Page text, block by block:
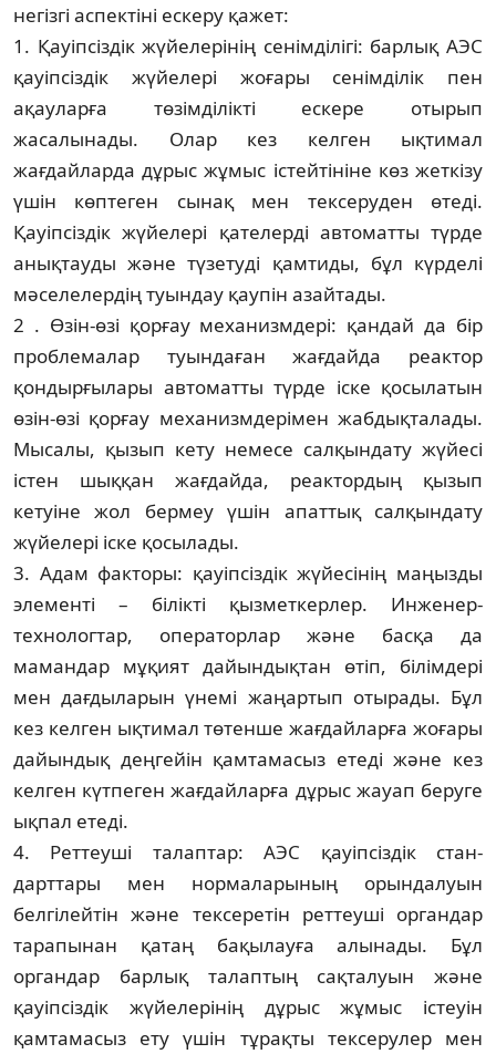
негізгі аспектіні ескеру қажет:
1. Қауіпсіздік жүйелерінің сенімділігі: бар­лық АЭС
қауіпсіздік жүйелері жоғары се­нім­ділік пен
ақауларға төзімділікті ескере оты­рып
жасалынады. Олар кез келген ықти­мал
жағдайларда дұрыс жұмыс істейтініне көз жеткізу
үшін көптеген сынақ мен тек­серу­ден өтеді.
Қауіпсіздік жүйелері қателерді ав­томатты түрде
анықтауды және түзетуді қамтиды, бұл күрделі
мәселелердің туындау қаупін азайтады.
2 . Өзін-өзі қорғау механизмдері: қандай да бір
проблемалар туындаған жағдайда реак­тор
қондырғылары автоматты түрде іс­ке қосылатын
өзін-өзі қорғау механизм­дері­­мен жабдықталады.
Мысалы, қызып кету не­месе салқындату жүйесі
істен шыққан жағ­дайда, реактордың қызып
кетуіне жол бер­меу үшін апаттық салқындату
жүйелері іске қосылады.
3. Адам факторы: қауіпсіздік жүйесінің маңызды
элементі – білікті қызметкерлер. Ин­женер-
технологтар, операторлар және бас­қа да
мамандар мұқият дайындықтан өтіп, білімдері
мен дағдыларын үнемі жаңар­тып отырады. Бұл
кез келген ықтимал төтен­ше жағдайларға жоғары
дайындық деңгейін қамтамасыз етеді және кез
келген күтпеген жағдайларға дұрыс жауап беруге
ықпал етеді.
4. Реттеуші талаптар: АЭС қауіпсіздік стан­­
дарттары мен нормаларының орын­далуын
белгілейтін және тексеретін реттеуші ор­гандар
тарапынан қатаң бақылауға алы­на­ды. Бұл
органдар барлық талаптың сақталуын және
қауіпсіздік жүйелерінің дұ­рыс жұмыс істеуін
қамтамасыз ету үшін тұрақ­ты тексерулер мен